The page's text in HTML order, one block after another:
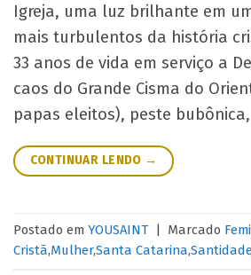
Igreja, uma luz brilhante em
mais turbulentos da história
33 anos de vida em serviço a
caos do Grande Cisma do
papas eleitos), peste
CONTINUAR LENDO →
Postado em YOUSAINT Marcado
Cristã,Mulher,Santa Catarina,Santidade